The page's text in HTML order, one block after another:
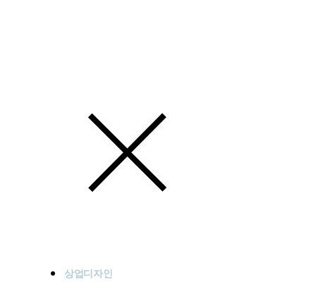
상업디자인